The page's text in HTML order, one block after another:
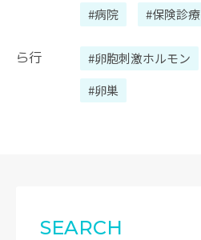
#病院
#保険診療
ら行 #卵胞刺激ホルモン
#卵巣
SEARCH